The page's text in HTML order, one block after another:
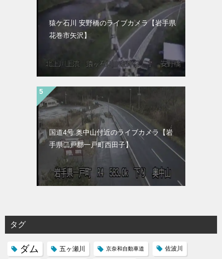
猿ケ石川 安野橋のライブカメラ【岩手県
花巻市矢沢】
国道4号 奥中山付近のライブカメラ【岩
手県二戸郡一戸町西田子】
タグ
ダム 五ヶ瀬川 京奈和自動車道 佐波川